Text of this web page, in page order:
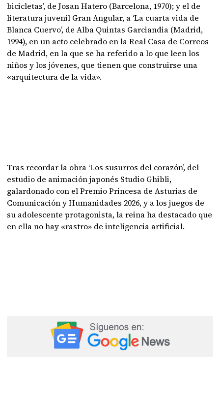
bicicletas’, de Josan Hatero (Barcelona, 1970); y el de
literatura juvenil Gran Angular, a ‘La cuarta vida de
Blanca Cuervo’, de Alba Quintas Garciandia (Madrid,
1994), en un acto celebrado en la Real Casa de Correos
de Madrid, en la que se ha referido a lo que leen los
niños y los jóvenes, que tienen que construirse una
«arquitectura de la vida».
Tras recordar la obra ‘Los susurros del corazón’, del
estudio de animación japonés Studio Ghibli,
galardonado con el Premio Princesa de Asturias de
Comunicación y Humanidades 2026, y a los juegos de
su adolescente protagonista, la reina ha destacado que
en ella no hay «rastro» de inteligencia artificial.